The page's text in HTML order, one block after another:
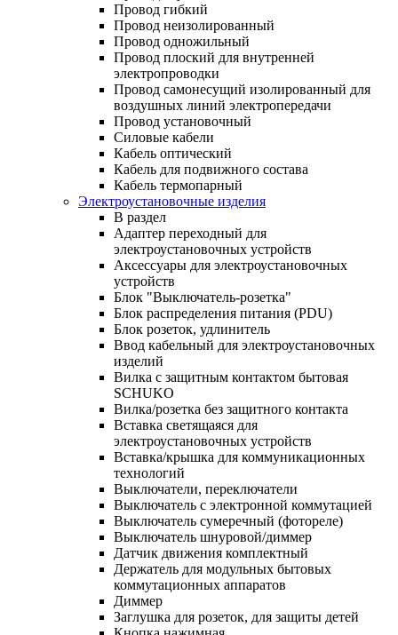
Провод гибкий
Провод неизолированный
Провод одножильный
Провод плоский для внутренней
электропроводки
Провод самонесущий изолированный для
воздушных линий электропередачи
Провод установочный
Силовые кабели
Кабель оптический
Кабель для подвижного состава
Кабель термопарный
Электроустановочные изделия
В раздел
Адаптер переходный для
электроустановочных устройств
Аксессуары для электроустановочных
устройств
Блок "Выключатель-розетка"
Блок распределения питания (PDU)
Блок розеток, удлинитель
Ввод кабельный для электроустановочных
изделий
Вилка с защитным контактом бытовая
SCHUKO
Вилка/розетка без защитного контакта
Вставка светящаяся для
электроустановочных устройств
Вставка/крышка для коммуникационных
технологий
Выключатели, переключатели
Выключатель с электронной коммутацией
Выключатель сумеречный (фотореле)
Выключатель шнуровой/диммер
Датчик движения комплектный
Держатель для модульных бытовых
коммутационных аппаратов
Диммер
Заглушка для розеток, для защиты детей